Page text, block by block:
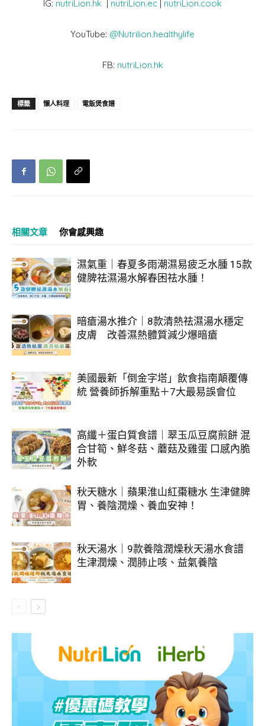
IG: nutriLion.hk nutriLion.ec nutriLion.cook
YouTube: @Nutrilion.healthylife
FB: nutriLion.hk
標籤 懶人料理 電飯煲食譜
相關文章 你會感興趣
濕氣重｜春夏多雨潮濕易疲乏水腫 15款
健脾祛濕湯水解春困祛水腫！
暗瘡湯水推介｜8款清熱祛濕湯水穩定
皮膚 改善濕熱體質減少爆暗瘡
美國最新「倒金字塔」飲食指南顛覆傳
統 營養師拆解重點＋7大最易誤會位
高纖＋蛋白質食譜｜翠玉瓜豆腐煎餅 混
合甘筍、鮮冬菇、蘑菇及雞蛋 口感內脆
外軟
秋天糖水｜蘋果淮山紅棗糖水 生津健脾
胃、養陰潤燥、養血安神！
秋天湯水｜9款養陰潤燥秋天湯水食譜
生津潤燥、潤肺止咳、益氣養陰